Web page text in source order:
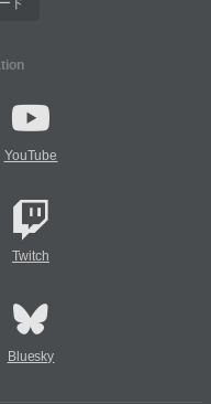
ド
YouTube
Twitch
Bluesky